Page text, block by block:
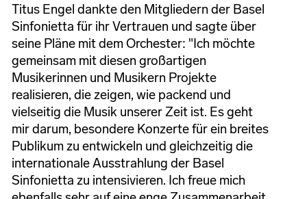
Titus Engel dankte den Mitgliedern der Basel
Sinfonietta für ihr Vertrauen und sagte über
seine Pläne mit dem Orchester: "Ich möchte
gemeinsam mit diesen großartigen
Musikerinnen und Musikern Projekte
realisieren, die zeigen, wie packend und
vielseitig die Musik unserer Zeit ist. Es geht
mir darum, besondere Konzerte für ein breites
Publikum zu entwickeln und gleichzeitig die
internationale Ausstrahlung der Basel
Sinfonietta zu intensivieren. Ich freue mich